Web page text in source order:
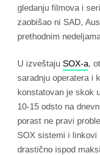
gledanju filmova i
zaobišao ni SAD,
prethodnim
U izveštaju SOX-a,
saradnju operatera i
konstatovan je skok
10-15 odsto na
porast ne pravi
SOX sistemi i linkovi
drastično ispod